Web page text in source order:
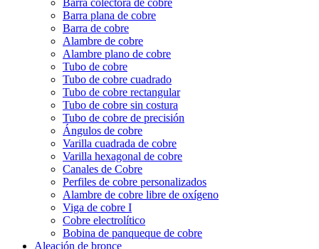
Barra plana de cobre
Barra de cobre
Alambre de cobre
Alambre plano de cobre
Tubo de cobre
Tubo de cobre cuadrado
Tubo de cobre rectangular
Tubo de cobre sin costura
Tubo de cobre de precisión
Ángulos de cobre
Varilla cuadrada de cobre
Varilla hexagonal de cobre
Canales de Cobre
Perfiles de cobre personalizados
Alambre de cobre libre de oxígeno
Viga de cobre I
Cobre electrolítico
Bobina de panqueque de cobre
Aleación de bronce